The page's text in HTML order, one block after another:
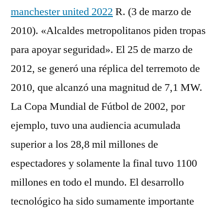
manchester united 2022 R. (3 de marzo de
2010). «Alcaldes metropolitanos piden tropas
para apoyar seguridad». El 25 de marzo de
2012, se generó una réplica del terremoto de
2010, que alcanzó una magnitud de 7,1 MW.
La Copa Mundial de Fútbol de 2002, por
ejemplo, tuvo una audiencia acumulada
superior a los 28,8 mil millones de
espectadores y solamente la final tuvo 1100
millones en todo el mundo. El desarrollo
tecnológico ha sido sumamente importante